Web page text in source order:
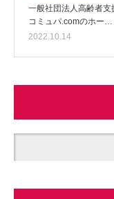
一般社団法人高齢者支
コミュパ.comのホー…
2022.10.14